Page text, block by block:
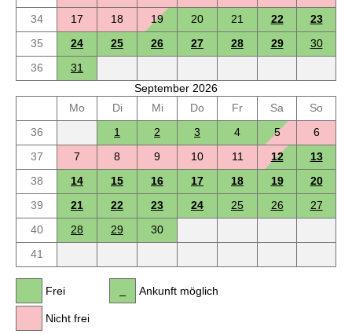
34
17 18 19 20 21 22
23
35
24 25 26 27 28 29
30
36
31
September 2026
Mo
Di Mi Do Fr Sa
So
36
1 2 3 4 5
6
37
7 8 9 10 11 12
13
38
14 15 16 17 18 19
20
39
21 22 23 24 25 26
27
40
28 29
30
41
Frei
Nicht frei
Ankunft möglich